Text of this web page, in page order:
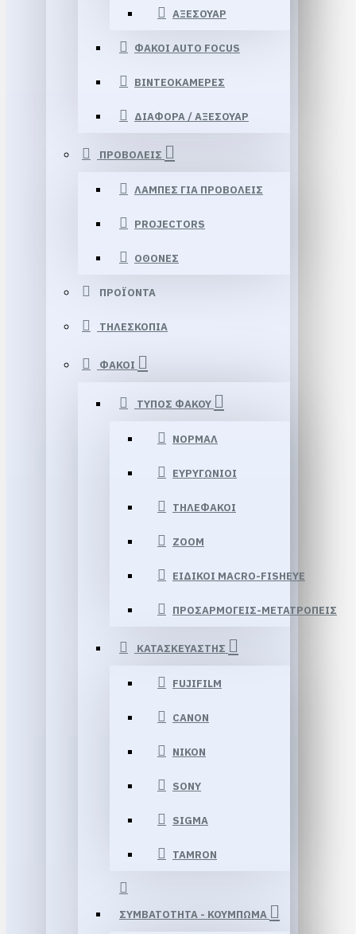
ΑΞΕΣΟΥΑΡ
ΦΑΚΟΙ AUTO FOCUS
ΒΙΝΤΕΟΚΑΜΕΡΕΣ
ΔΙΑΦΟΡΑ / ΑΞΕΣΟΥΑΡ
ΠΡΟΒΟΛΕΙΣ
ΛΑΜΠΕΣ ΓΙΑ ΠΡΟΒΟΛΕΙΣ
PROJECTORS
ΟΘΟΝΕΣ
ΠΡΟΪΟΝΤΑ
ΤΗΛΕΣΚΟΠΙΑ
ΦΑΚΟΙ
ΤΥΠΟΣ ΦΑΚΟΥ
ΝΟΡΜΑΛ
ΕΥΡΥΓΩΝΙΟΙ
ΤΗΛΕΦΑΚΟΙ
ZOOM
ΕΙΔΙΚΟΙ MACRO-FISHEYE
ΠΡΟΣΑΡΜΟΓΕΙΣ-ΜΕΤΑΤΡΟΠΕΙΣ
ΚΑΤΑΣΚΕΥΑΣΤΗΣ
FUJIFILM
CANON
NIKON
SONY
SIGMA
TAMRON
ΣΥΜΒΑΤΟΤΗΤΑ - ΚΟΥΜΠΩΜΑ